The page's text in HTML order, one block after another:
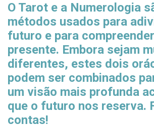
O Tarot e a Numerologia
métodos usados para
futuro e para
presente. Embora sejam
diferentes, estes dois
podem ser combinados
um visão mais profunda
que o futuro nos reserva.
contas!